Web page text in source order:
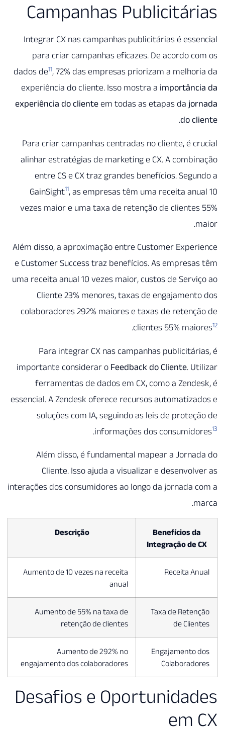
Campanhas
Integrar CX nas campanhas publicitárias é
para criar campanhas eficazes. De acordo
dados de11, 72% das empresas priorizam a
experiência do cliente. Isso mostra a
experiência do clienteem todas as etapas da
do
.
Para criar campanhas centradas no cliente, é
alinhar estratégias de marketing e CX. A
entre CS e CX traz grandes benefícios.
GainSight11, as empresas têm uma receita
vezes maior e uma taxa de retenção de
Além disso, a aproximação entre Customer
e Customer Success traz benefícios. As
uma receita anual 10 vezes maior, custos de
Cliente 23% menores, taxas de
colaboradores 292% maiores e taxas de
clientes 55%
.
Para integrar CX nas campanhas
importante considerar oFeedback do Cliente.
ferramentas de dados em CX, como a
essencial. A Zendesk oferece recursos
soluções com IA, seguindo as leis de
informações dos
.
Além disso, é fundamental mapear a
Cliente. Isso ajuda a visualizar e
interações dos consumidores ao longo da jornada
Benefícios
Integração de
Descrição
Receita
Aumento de 10 vezes na receita
Taxa de
de
Aumento de 55% na taxa de
retenção de clientes
Engajamento
Aumento de 292% no
engajamento dos colaboradores
Desafios e
em